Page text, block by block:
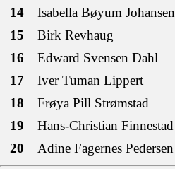
14
Isabella Bøyum Johansen
15
Birk Revhaug
16
Edward Svensen Dahl
17
Iver Tuman Lippert
18
Frøya Pill Strømstad
19
Hans-Christian Finnestad
20
Adine Fagernes Pedersen